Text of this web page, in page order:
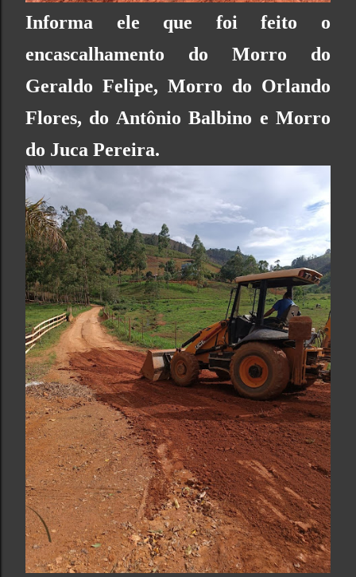
Informa ele que foi feito o
encascalhamento do Morro do
Geraldo Felipe, Morro do Orlando
Flores, do Antônio Balbino e Morro
do Juca Pereira.